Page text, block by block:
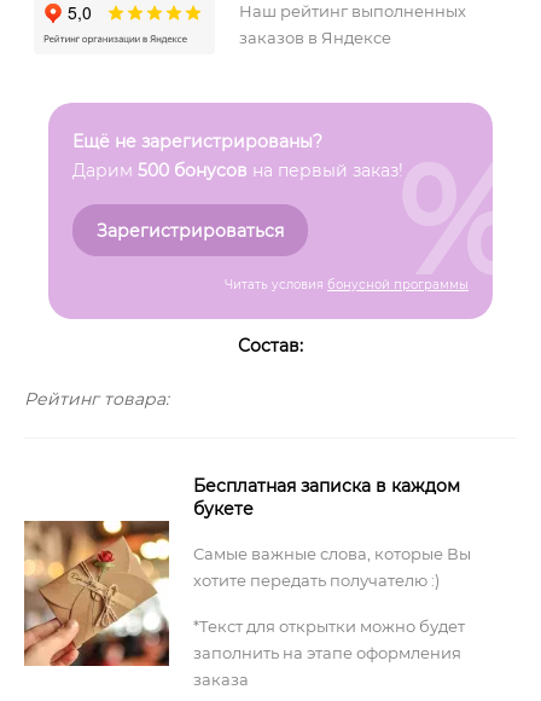
Наш рейтинг выполненных
заказов в Яндексе
Ещё не зарегистрированы?
Дарим 500 бонусов на первый заказ!
Зарегистрироваться
Читать условия бонусной программы
%
Состав:
Рейтинг товара:
Бесплатная записка в каждом
букете
Самые важные слова, которые Вы
хотите передать получателю :)
*Текст для открытки можно будет
заполнить на этапе оформления
заказа